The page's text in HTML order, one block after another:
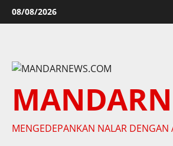
Skip
to
08/08/2026
MENGEDEPANKAN NALAR DENGAN